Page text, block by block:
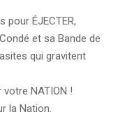
pour ÉJECTER,
Condé et sa Bande de
qui gravitent
NATION !
la Nation.